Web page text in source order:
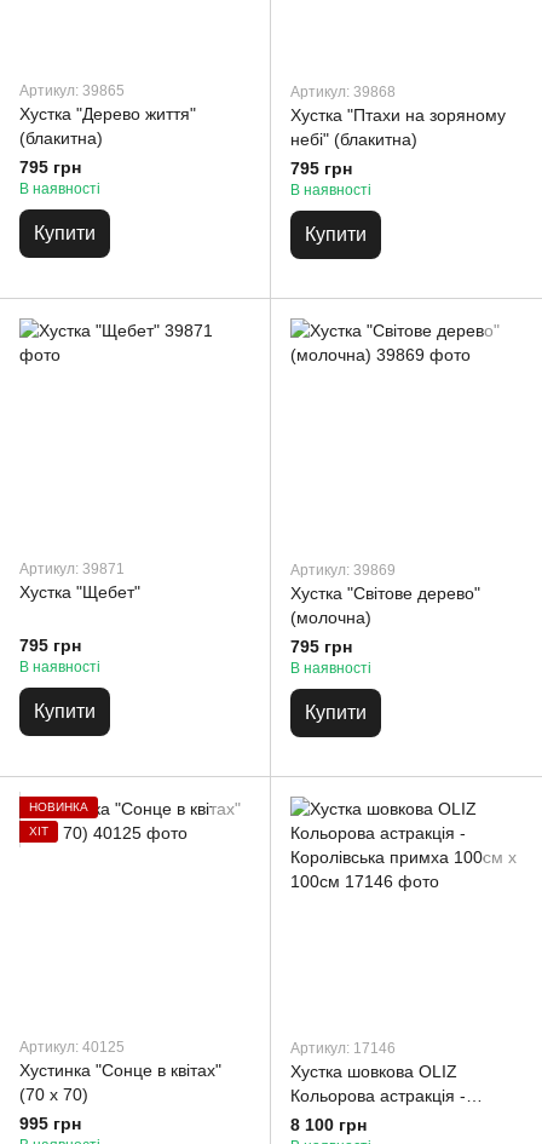
Артикул: 39865
Хустка "Дерево життя"
(блакитна)
795 грн
В наявності
Купити
Артикул: 39868
Хустка "Птахи на зоряному
небі" (блакитна)
795 грн
В наявності
Купити
Артикул: 39871
Хустка "Щебет"
795 грн
В наявності
Купити
Артикул: 39869
Хустка "Світове дерево"
(молочна)
795 грн
В наявності
Купити
НОВИНКА
ХІТ
Артикул: 40125
Хустинка "Сонце в квітах"
(70 х 70)
995 грн
Артикул: 17146
Хустка шовкова OLIZ
Кольорова астракція -
Королівська примха 100см х
8 100 грн